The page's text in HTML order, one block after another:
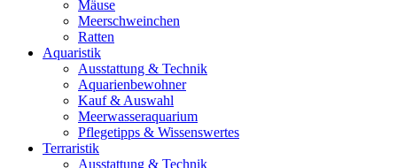
Mäuse
Meerschweinchen
Ratten
Aquaristik
Ausstattung & Technik
Aquarienbewohner
Kauf & Auswahl
Meerwasseraquarium
Pflegetipps & Wissenswertes
Terraristik
Ausstattung & Technik